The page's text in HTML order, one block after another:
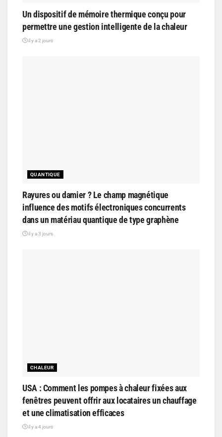
Un dispositif de mémoire thermique conçu pour
permettre une gestion intelligente de la chaleur
il y a 2 jours
QUANTIQUE
Rayures ou damier ? Le champ magnétique
influence des motifs électroniques concurrents
dans un matériau quantique de type graphène
il y a 3 jours
CHALEUR
USA : Comment les pompes à chaleur fixées aux
fenêtres peuvent offrir aux locataires un chauffage
et une climatisation efficaces
il y a 4 jours